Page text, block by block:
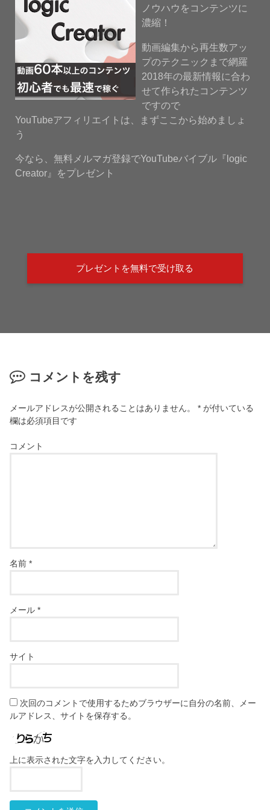
ノウハウをコンテンツに
濃縮！
動画編集から再生数アッ
プのテクニックまで網羅
2018年の最新情報に合わ
せて作られたコンテンツ
ですので
YouTubeアフィリエイトは、まずここから始めましょ
う
今なら、無料メルマガ登録でYouTubeバイブル『logic
Creator』をプレゼント
プレゼントを無料で受け取る
コメントを残す
メールアドレスが公開されることはありません。 * が付いている
欄は必須項目です
コメント
名前*
メール*
サイト
次回のコメントで使用するためブラウザーに自分の名前、メー
ルアドレス、サイトを保存する。
上に表示された文字を入力してください。